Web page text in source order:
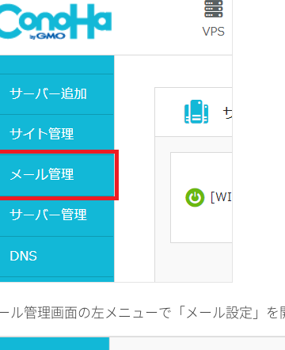
ル管理画面の左メニューで「メール設定」を